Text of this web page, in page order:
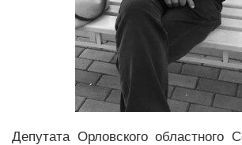
Депутата Орловского областного